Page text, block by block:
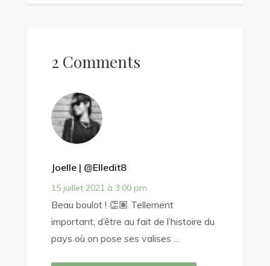
2 Comments
Joelle | @elledit8
15 juillet 2021 à 3:00 pm
Beau boulot ! 👏🏽 Tellement
important, d’être au fait de l’histoire du
pays où on pose ses valises …